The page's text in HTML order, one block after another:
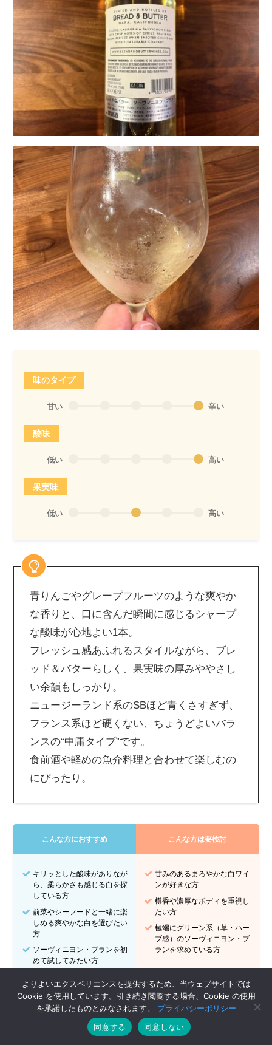
味のタイプ
甘い 辛い
酸味
低い 高い
果実味
低い 高い
青りんごやグレープフルーツのような爽やか
な香りと、口に含んだ瞬間に感じるシャープ
な酸味が心地よい1本。
フレッシュ感あふれるスタイルながら、ブレ
ッド＆バターらしく、果実味の厚みややさし
い余韻もしっかり。
ニュージーランド系のSBほど青くさすぎず、
フランス系ほど硬くない、ちょうどよいバラ
ンスの“中庸タイプ”です。
食前酒や軽めの魚介料理と合わせて楽しむの
にぴったり。
こんな方におすすめ こんな方は要検討
キリッとした酸味がありなが
ら、柔らかさも感じる白を探
している方
前菜やシーフードと一緒に楽
しめる爽やかな白を選びたい
方
ソーヴィニヨン・ブランを初
めて試してみたい方
甘みのあるまろやかな白ワイ
ンが好きな方
樽香や濃厚なボディを重視し
たい方
極端にグリーン系（草・ハー
ブ感）のソーヴィニヨン・ブ
ランを求めている方
よりよいエクスペリエンスを提供するため、当ウェブサイトでは
Cookie を使用しています。引き続き閲覧する場合、Cookie の使用
を承諾したものとみなされます。 プライバシーポリシー
同意する
同意しない